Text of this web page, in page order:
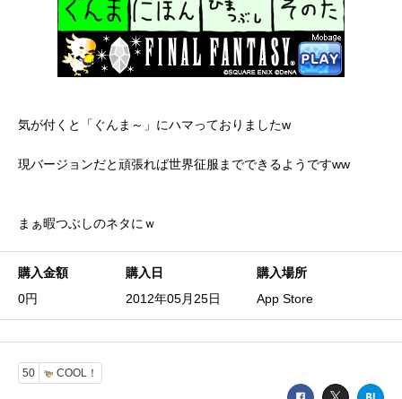
気が付くと「ぐんま～」にハマっておりましたw
現バージョンだと頑張れば世界征服までできるようですww
まぁ暇つぶしのネタにｗ
購入金額
0円
購入日
2012年05月25日
購入場所
App Store
50 COOL！